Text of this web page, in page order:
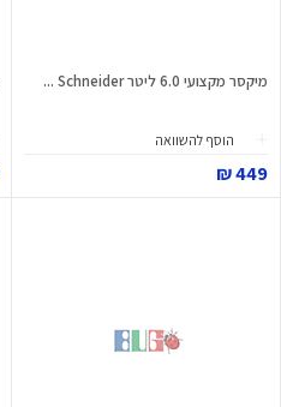
מיקסר מקצועי 6.0 ליטר Schneider ...
הוסף להשוואה
449 ₪